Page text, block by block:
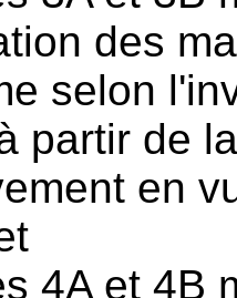
des
selon
partir de
en
4A et 4B